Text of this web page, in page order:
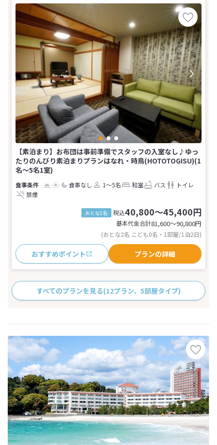
【素泊まり】お布団は事前準備でスタッフの入室なし♪ゆっ
たりのんびり素泊まりプランはなれ・時鳥(HOTOTOGISU)(1
名～5名1室)
食事なし 1～5名 和室 バス
トイレ
禁煙
おとな1名 税込40,800～45,400円
基本代金合計81,600〜90,800円
(おとな2名 こども0名・1部屋/1泊2日)
おすすめポイント プランの詳細
すべてのプランを見る(12プラン、5部屋タイプ)